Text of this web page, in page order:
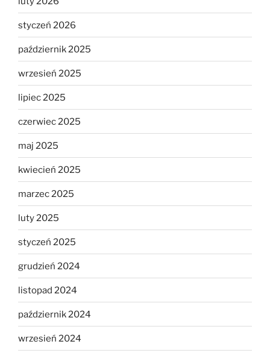
styczeń 2026
październik 2025
wrzesień 2025
lipiec 2025
czerwiec 2025
maj 2025
kwiecień 2025
marzec 2025
luty 2025
styczeń 2025
grudzień 2024
listopad 2024
październik 2024
wrzesień 2024